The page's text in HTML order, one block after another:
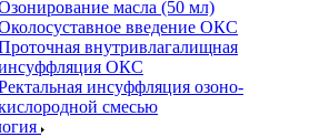
масла (50 мл)
введение ОКС
внутривлагалищная
ОКС
инсуффляция озоно-
смесью